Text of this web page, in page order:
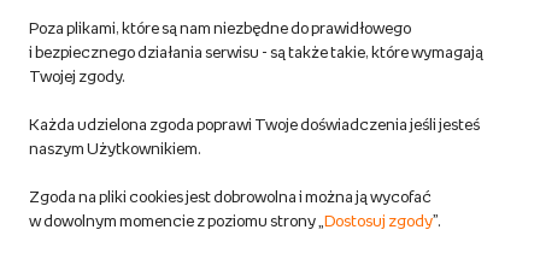
Polityka prywatności empik.com
produktów niebezpiecznych
Dostosuj zgody
Poza plikami, które są nam niezbędne do prawidłowego
i bezpiecznego działania serwisu - są także takie, które wymagają
Twojej zgody.
Każda udzielona zgoda poprawi Twoje doświadczenia jeśli jesteś
naszym Użytkownikiem.
Zgoda na pliki cookies jest dobrowolna i można ją wycofać
w dowolnym momencie z poziomu strony „ Dostosuj zgody”.